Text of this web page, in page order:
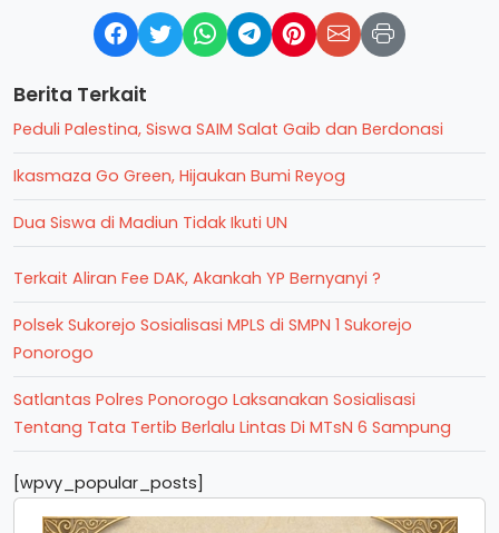
Berita Terkait
Peduli Palestina, Siswa SAIM Salat Gaib dan Berdonasi
Ikasmaza Go Green, Hijaukan Bumi Reyog
Dua Siswa di Madiun Tidak Ikuti UN
Terkait Aliran Fee DAK, Akankah YP Bernyanyi ?
Polsek Sukorejo Sosialisasi MPLS di SMPN 1 Sukorejo
Ponorogo
Satlantas Polres Ponorogo Laksanakan Sosialisasi
Tentang Tata Tertib Berlalu Lintas Di MTsN 6 Sampung
[wpvy_popular_posts]